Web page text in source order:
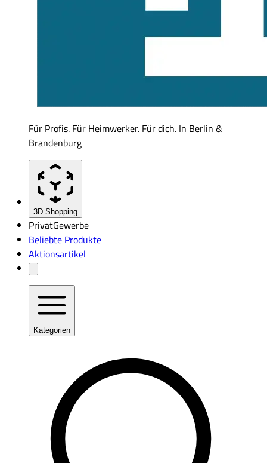
Für Profis. Für Heimwerker. Für dich. In Berlin &
Brandenburg
3D Shopping
PrivatGewerbe
Beliebte Produkte
Aktionsartikel
Kategorien